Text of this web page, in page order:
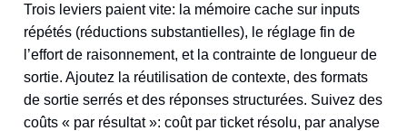
Trois leviers paient vite: la mémoire cache sur inputs
répétés (réductions substantielles), le réglage fin de
l’effort de raisonnement, et la contrainte de longueur de
sortie. Ajoutez la réutilisation de contexte, des formats
de sortie serrés et des réponses structurées. Suivez des
coûts « par résultat »: coût par ticket résolu, par analyse